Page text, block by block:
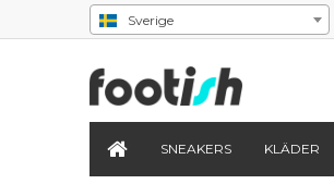
Sverige
SNEAKERS KLÄDER